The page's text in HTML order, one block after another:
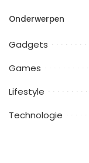
Onderwerpen
Gadgets
Games
Lifestyle
Technologie